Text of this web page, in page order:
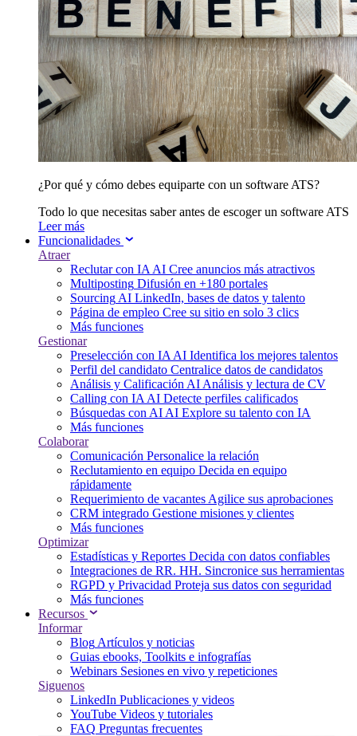
¿Por qué y cómo debes equiparte con un software ATS?
Todo lo que necesitas saber antes de escoger un software ATS
Leer más
Funcionalidades
Atraer
Reclutar con IA AI Cree anuncios más atractivos
Multiposting Difusión en +180 portales
Sourcing AI LinkedIn, bases de datos y talento
Página de empleo Cree su sitio en solo 3 clics
Más funciones
Gestionar
Preselección con IA AI Identifica los mejores talentos
Perfil del candidato Centralice datos de candidatos
Análisis y Calificación AI Análisis y lectura de CV
Calling con IA AI Detecte perfiles calificados
Búsquedas con AI AI Explore su talento con IA
Más funciones
Colaborar
Comunicación Personalice la relación
Reclutamiento en equipo Decida en equipo
rápidamente
Requerimiento de vacantes Agilice sus aprobaciones
CRM integrado Gestione misiones y clientes
Más funciones
Optimizar
Estadísticas y Reportes Decida con datos confiables
Integraciones de RR. HH. Sincronice sus herramientas
RGPD y Privacidad Proteja sus datos con seguridad
Más funciones
Recursos
Informar
Blog Artículos y noticias
Guias ebooks, Toolkits e infografías
Webinars Sesiones en vivo y repeticiones
Siguenos
LinkedIn Publicaciones y videos
YouTube Videos y tutoriales
FAQ Preguntas frecuentes